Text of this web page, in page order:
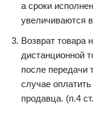
а сроки
увеличиваются
Возврат товара
дистанционной
после передачи
случае
продавца. (п.4